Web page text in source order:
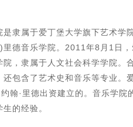
是隶属于爱丁堡大学旗下艺术
德音乐学院。2011年8月1日
院，隶属于人文社会科学学院。
还包含了艺术史和音乐等专业。
翰·里德出资建立的。音乐学
的经验。